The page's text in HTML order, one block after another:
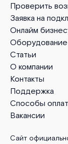
Проверить
Заявка на
Онлайм
Оборудование
Статьи
О компании
Контакты
Поддержка
Способы
Вакансии
Сайт